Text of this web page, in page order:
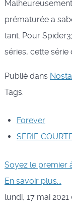
prématurée a
tant. Pour
séries, cette série
Publié dans
Tags:
Forever
SERIE
Soyez le premier
En savoir plus...
lundi, 17 mai 2021